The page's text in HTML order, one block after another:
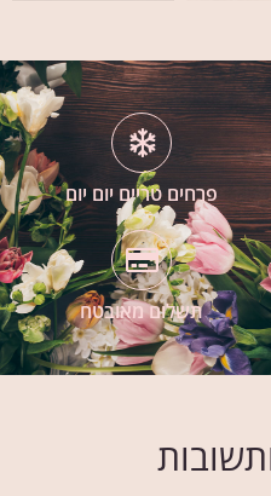
פרחים טריים יום יום
תשלום מאובטח